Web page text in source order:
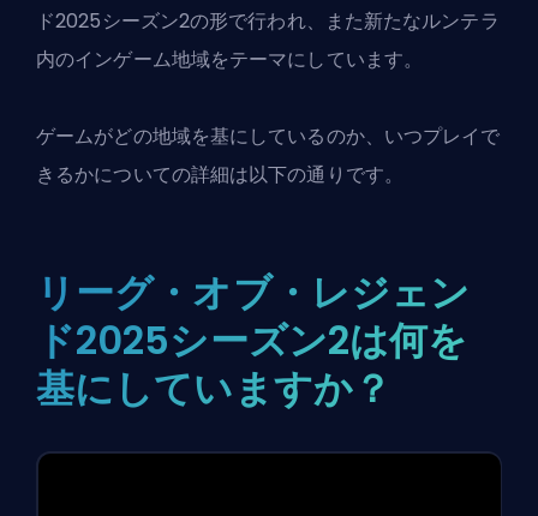
ド2025シーズン2の形で行われ、また新たなルンテラ
内のインゲーム地域をテーマにしています。
ゲームがどの地域を基にしているのか、いつプレイで
きるかについての詳細は以下の通りです。
リーグ・オブ・レジェン
ド2025シーズン2は何を
基にしていますか？